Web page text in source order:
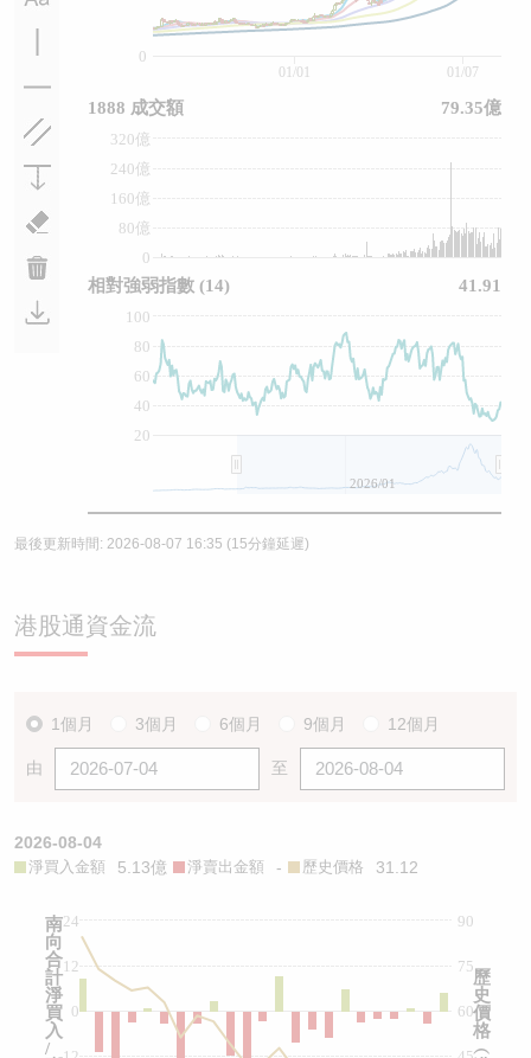
0
0
80億
160億
240億
320億
20
40
60
80
100
01/07
01/01
2026/01
1888 成交額 79.35億
相對強弱指數 (14) 41.91
最後更新時間: 2026-08-07 16:35 (15分鐘延遲)
港股通資金流
1個月 3個月 6個月 9個月 12個月
由 至
2026-08-04
淨買入金額 5.13億 淨賣出金額 - 歷史價格 31.12
0
12
24
60
75
90
南
向
合
計
淨
買
入
/
歷
史
價
格
︵